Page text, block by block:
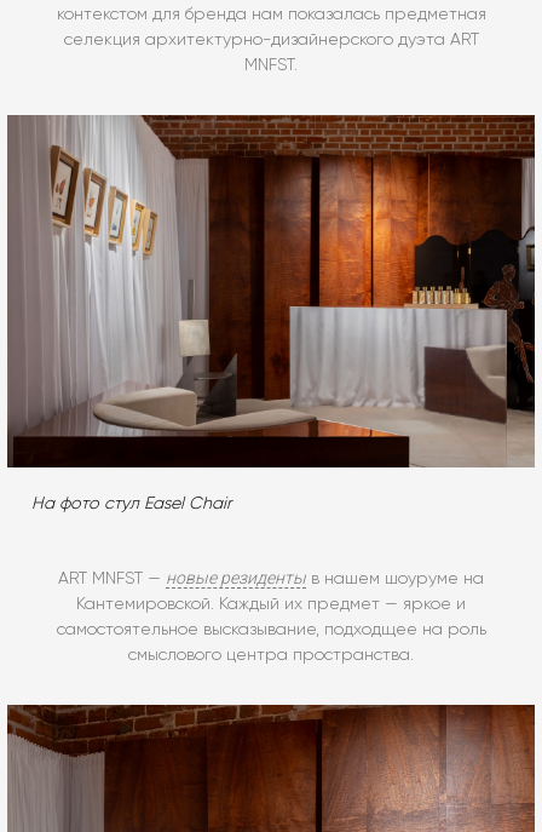
контекстом для бренда нам показалась предметная
селекция архитектурно-дизайнерского дуэта ART
MNFST.
На фото стул Easel Chair
ART MNFST — новые резиденты в нашем шоуруме на
Кантемировской. Каждый их предмет — яркое и
самостоятельное высказывание, подходщее на роль
смыслового центра пространства.